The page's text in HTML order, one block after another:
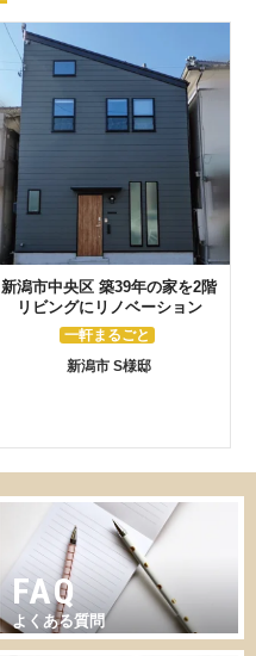
新潟市中央区 築39年の家を2階
リビングにリノベーション
一軒まるごと
新潟市 S様邸
FAQ
よくある質問